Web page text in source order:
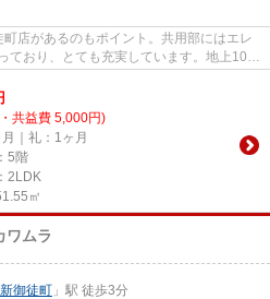
店があるのもポイント。共用部にはエレ
ており、とても充実しています。地上10階
共益費 5,000円)
｜礼：1ヶ月
5階
2LDK
㎡
ワムラ
新御徒町 」駅 徒歩3分